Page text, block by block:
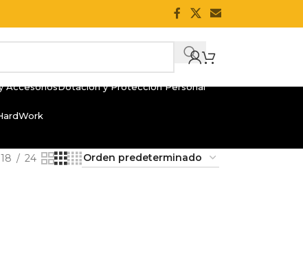
AccesoriosDotación y Protección Personal
18 24